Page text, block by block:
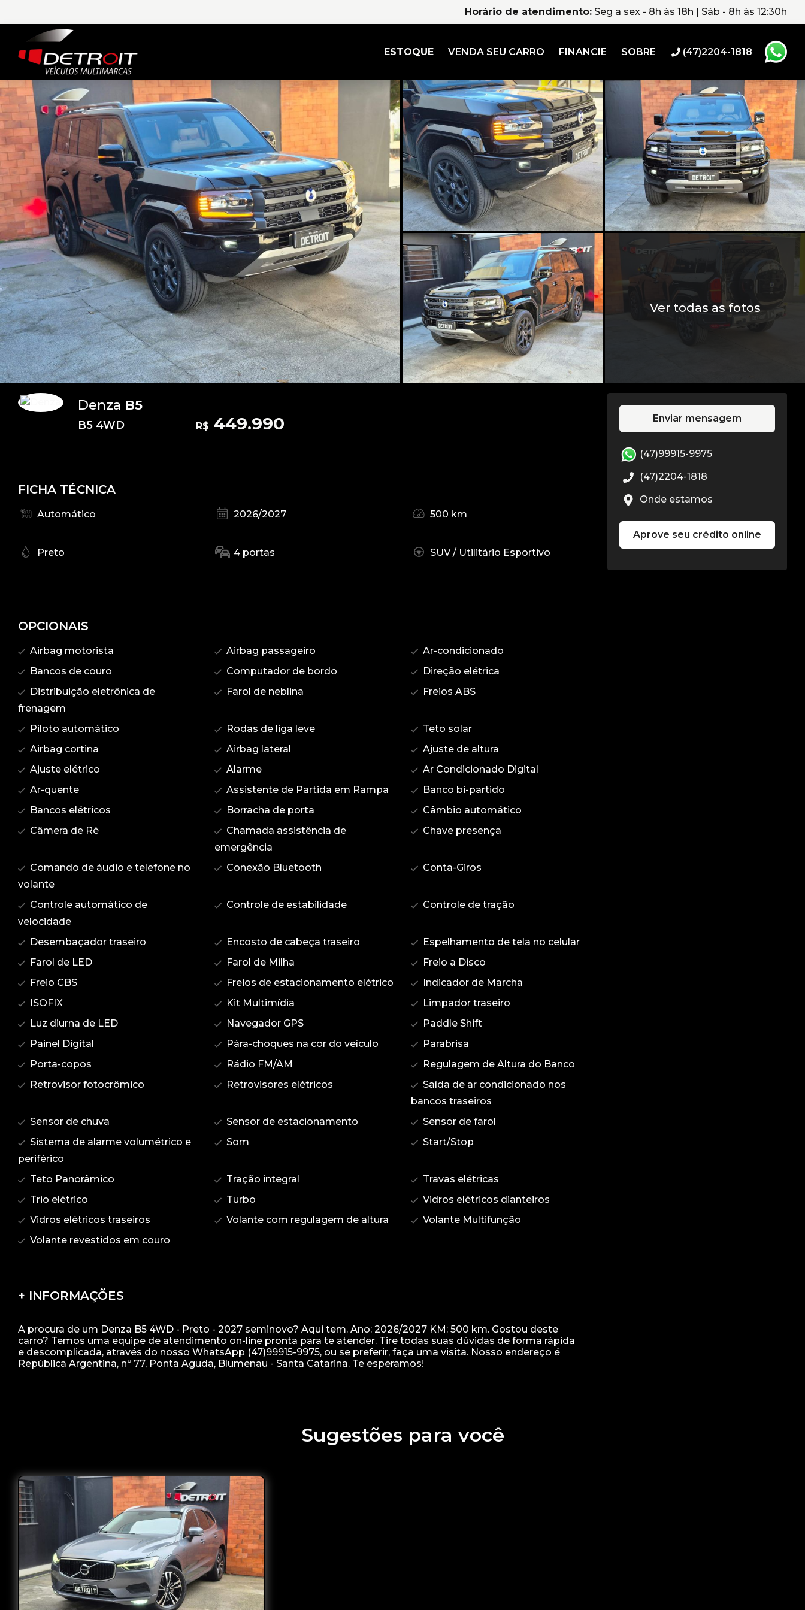
Horário de atendimento: Seg a sex - 8h às 18h | Sáb - 8h às 12:30h
ESTOQUE VENDA SEU CARRO FINANCIE SOBRE (47)2204-1818
Ver todas as fotos
Denza B5
B5 4WD R$ 449.990
FICHA TÉCNICA
Automático 2026/2027 500 km
Preto 4 portas SUV / Utilitário Esportivo
OPCIONAIS
Airbag motorista Airbag passageiro
Ar-condicionado
Bancos de couro
Computador de bordo
Direção elétrica
Distribuição eletrônica de
frenagem
Farol de neblina Freios ABS
Piloto automático Rodas de liga leve
Teto solar
Airbag cortina
Airbag lateral
Ajuste de altura
Ajuste elétrico
Alarme
Ar Condicionado Digital
Ar-quente
Assistente de Partida em Rampa
Banco bi-partido
Bancos elétricos
Borracha de porta
Câmbio automático
Câmera de Ré
Chamada assistência de
emergência
Chave presença
Comando de áudio e telefone no
volante
Conexão Bluetooth Conta-Giros
Controle automático de
velocidade
Controle de estabilidade Controle de tração
Desembaçador traseiro Encosto de cabeça traseiro
Espelhamento de tela no celular
Farol de LED
Farol de Milha
Freio a Disco
Freio CBS
Freios de estacionamento elétrico
Indicador de Marcha
ISOFIX
Kit Multimídia
Limpador traseiro
Luz diurna de LED
Navegador GPS
Paddle Shift
Painel Digital
Pára-choques na cor do veículo
Parabrisa
Porta-copos
Rádio FM/AM
Regulagem de Altura do Banco
Retrovisor fotocrômico
Retrovisores elétricos
Saída de ar condicionado nos
bancos traseiros
Sensor de chuva
Sensor de estacionamento
Sensor de farol
Sistema de alarme volumétrico e
periférico
Som Start/Stop
Teto Panorâmico Tração integral
Travas elétricas
Trio elétrico
Turbo
Vidros elétricos dianteiros
Vidros elétricos traseiros
Volante com regulagem de altura
Volante Multifunção
Volante revestidos em couro
+ INFORMAÇÕES
A procura de um Denza B5 4WD - Preto - 2027 seminovo? Aqui tem. Ano: 2026/2027 KM: 500 km. Gostou deste
carro? Temos uma equipe de atendimento on-line pronta para te atender. Tire todas suas dúvidas de forma rápida
e descomplicada, através do nosso WhatsApp (47)99915-9975, ou se preferir, faça uma visita. Nosso endereço é
Enviar mensagem
(47)99915-9975
(47)2204-1818
Onde estamos
Aprove seu crédito online
Sugestões para você